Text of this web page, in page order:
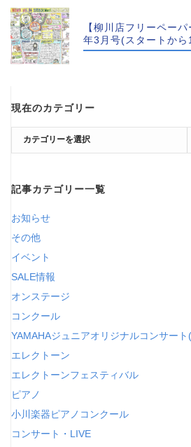
【柳川店フリーペー
年3月号(スタートから
現在のカテゴリー
在
カ
ゴ
リ
ー
記事カテゴリー一覧
お知らせ
その他
イベント
SALE情報
オンステージ
コンクール
YAMAHAジュニアオリジナルコンサート
エレクトーン
エレクトーンフェスティバル
ピアノ
小川楽器ピアノコンクール
コンサート・LIVE